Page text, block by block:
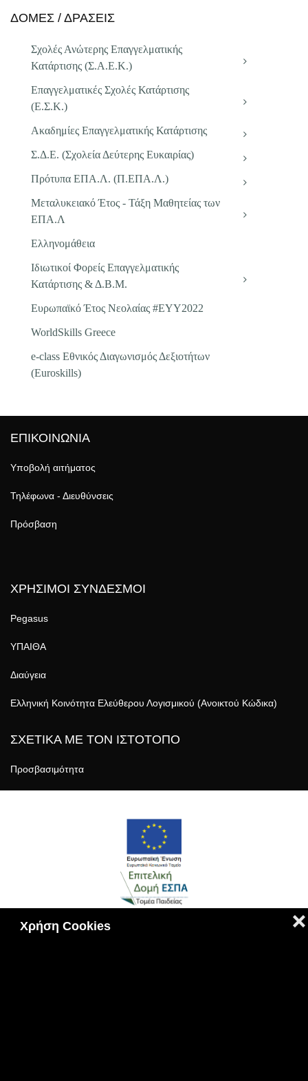
Χρήση Cookies ❌
ΔΟΜΕΣ / ΔΡΑΣΕΙΣ
Σχολές Ανώτερης Επαγγελματικής
Κατάρτισης (Σ.Α.Ε.Κ.)
Επαγγελματικές Σχολές Κατάρτισης
(Ε.Σ.Κ.)
Ακαδημίες Επαγγελματικής Κατάρτισης
Σ.Δ.Ε. (Σχολεία Δεύτερης Ευκαιρίας)
Πρότυπα ΕΠΑ.Λ. (Π.ΕΠΑ.Λ.)
Μεταλυκειακό Έτος - Τάξη Μαθητείας των
ΕΠΑ.Λ
Ελληνομάθεια
Ιδιωτικοί Φορείς Επαγγελματικής
Κατάρτισης & Δ.Β.Μ.
Ευρωπαϊκό Έτος Νεολαίας #EYY2022
WorldSkills Greece
e-class Εθνικός Διαγωνισμός Δεξιοτήτων
(Euroskills)
ΕΠΙΚΟΙΝΩΝΙΑ
Υποβολή αιτήματος
Τηλέφωνα - Διευθύνσεις
Πρόσβαση
ΧΡΗΣΙΜΟΙ ΣΥΝΔΕΣΜΟΙ
Pegasus
ΥΠΑΙΘΑ
Διαύγεια
Ελληνική Κοινότητα Ελεύθερου Λογισμικού (Ανοικτού Κώδικα)
ΣΧΕΤΙΚΑ ΜΕ ΤΟΝ ΙΣΤΟΤΟΠΟ
Προσβασιμότητα